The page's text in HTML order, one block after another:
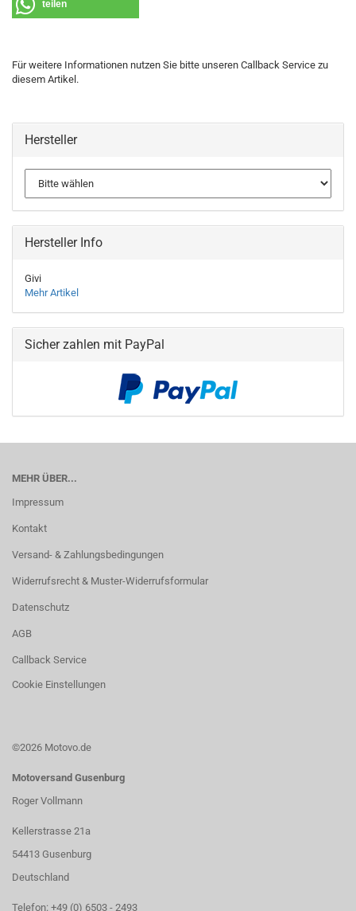
teilen
Für weitere Informationen nutzen Sie bitte unseren Callback Service zu
diesem Artikel.
Hersteller
Hersteller Info
Givi
Mehr Artikel
Sicher zahlen mit PayPal
MEHR ÜBER...
Impressum
Kontakt
Versand- & Zahlungsbedingungen
Widerrufsrecht & Muster-Widerrufsformular
Datenschutz
AGB
Callback Service
Cookie Einstellungen
©2026 Motovo.de
Motoversand Gusenburg
Roger Vollmann
Kellerstrasse 21a
54413 Gusenburg
Deutschland
Telefon: +49 (0) 6503 - 2493